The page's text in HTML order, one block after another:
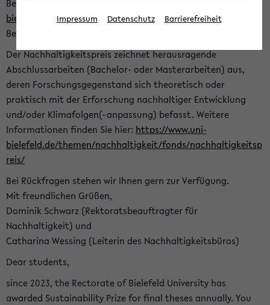
Bewerbung dieses Formular<https://formulare.uni-
bielefeld.de/frontend-server/form/provide/913/>. Die
Bewerbungsfrist endet am 30.09.2026.
Der Nachhaltigkeitspreis zeichnet herausragende
Abschlussarbeiten (Bachelor- oder Masterarbeiten) aus,
deren Forschungsgegenstand sich theoretisch oder
praktisch mit der Erforschung nachhaltiger Entwicklung
und/oder Klimafolgen(-anpassung) befasst. Weitere
Informationen finden Sie hier: https://www.uni-
bielefeld.de/themen/nachhaltigkeit/fonds/nachhaltigkeitsp
reis/
Bei Rückfragen stehen wir Ihnen gern zur Verfügung.
Mit freundlichen Grüßen,
Dominik Schwarz (Rektoratsbeauftragter für
Nachhaltigkeit) und
Catharina Wessing (Leiterin des Nachhaltigkeitsbüros)
Dear students,
since 2023, the Rectorate of Bielefeld University has
awarded Sustainability Prize for final theses annually. You
Impressum Datenschutz Barrierefreiheit